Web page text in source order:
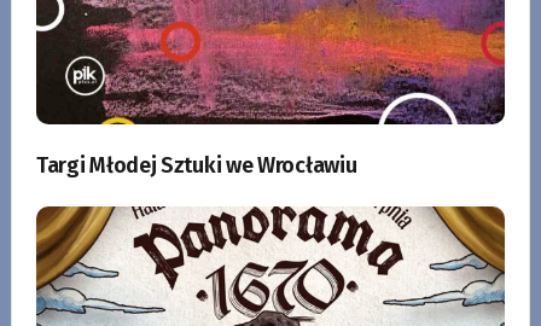
Targi Młodej Sztuki we Wrocławiu